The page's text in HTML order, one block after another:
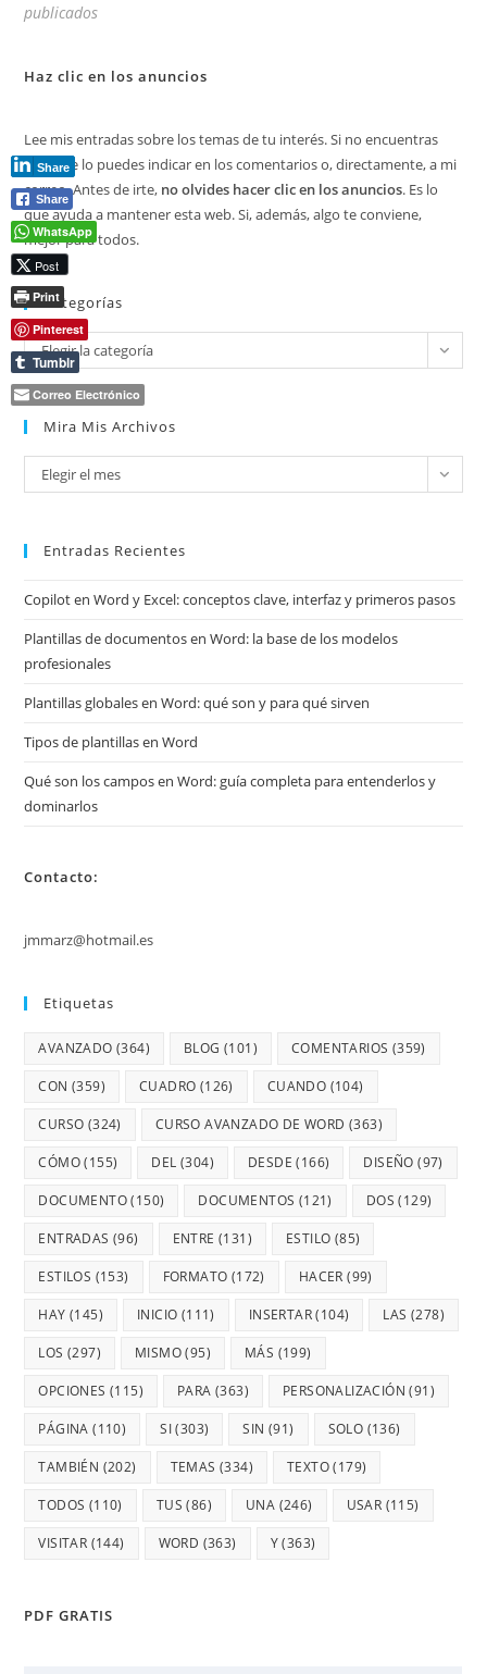
publicados
Haz clic en los anuncios
Lee mis entradas sobre los temas de tu interés. Si no encuentras
algo, me lo puedes indicar en los comentarios o, directamente, a mi
correo. Antes de irte, no olvides hacer clic en los anuncios. Es lo
que ayuda a mantener esta web. Si, además, algo te conviene,
mejor para todos.
Categorías
Categorías
Elegir la categoría
Mira Mis Archivos
Mira
mis
Elegir el mes
Entradas Recientes
Copilot en Word y Excel: conceptos clave, interfaz y primeros pasos
Plantillas de documentos en Word: la base de los modelos
profesionales
Plantillas globales en Word: qué son y para qué sirven
Tipos de plantillas en Word
Qué son los campos en Word: guía completa para entenderlos y
dominarlos
Contacto:
jmmarz@hotmail.es
Etiquetas
AVANZADO (364) BLOG (101) COMENTARIOS (359)
CON (359) CUADRO (126) CUANDO (104)
CURSO (324) CURSO AVANZADO DE WORD (363)
CÓMO(155) DEL (304) DESDE (166) DISEÑO (97)
DOCUMENTO(150) DOCUMENTOS (121) DOS (129)
ENTRADAS (96) ENTRE (131) ESTILO (85)
ESTILOS (153) FORMATO (172) HACER (99)
HAY (145) INICIO (111) INSERTAR(104) LAS (278)
LOS (297) MISMO(95) MÁS (199)
OPCIONES (115) PARA (363) PERSONALIZACIÓN (91)
PÁGINA (110) SI(303) SIN (91) SOLO (136)
TAMBIÉN (202) TEMAS (334) TEXTO(179)
TODOS (110) TUS (86) UNA (246) USAR (115)
VISITAR (144) WORD (363) Y(363)
PDF GRATIS
Share
Share
WhatsApp
Post
Print
Pinterest
Tumblr
Correo Electrónico